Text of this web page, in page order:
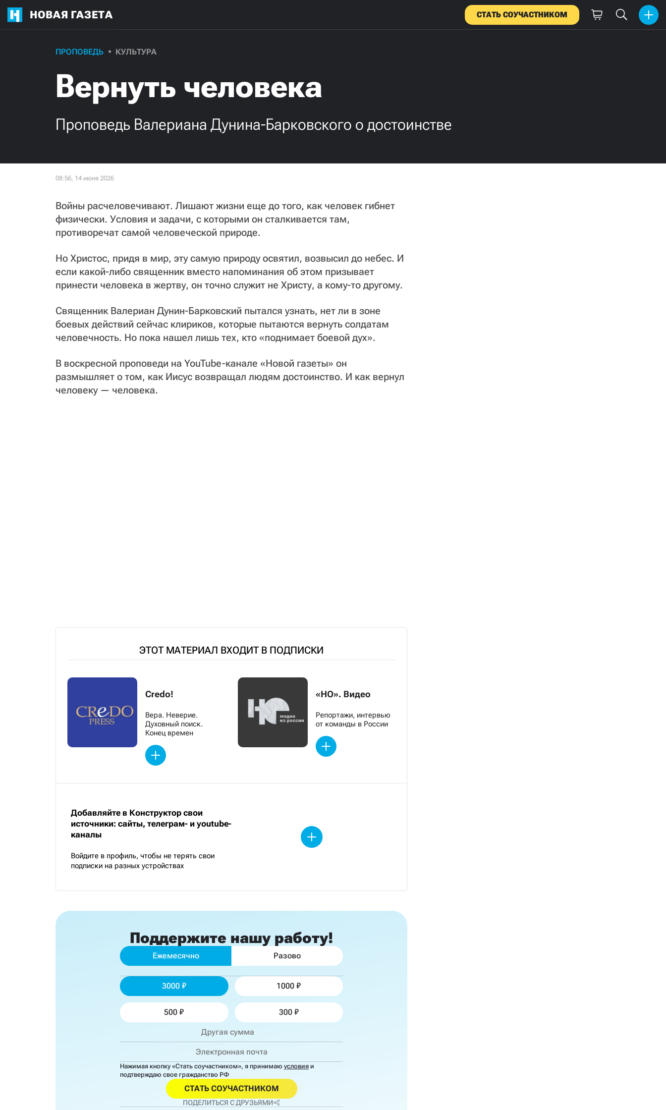
НОВАЯ ГАЗЕТА СТАТЬ СОУЧАСТНИКОМ
ПРОПОВЕДЬ КУЛЬТУРА
Вернуть человека
Проповедь Валериана Дунина-Барковского о достоинстве
Войны расчеловечивают. Лишают жизни еще до того, как человек гибнет
физически. Условия и задачи, с которыми он сталкивается там,
противоречат самой человеческой природе.
Но Христос, придя в мир, эту самую природу освятил, возвысил до небес. И
если какой-либо священник вместо напоминания об этом призывает
принести человека в жертву, он точно служит не Христу, а кому-то другому.
Священник Валериан Дунин-Барковский пытался узнать, нет ли в зоне
боевых действий сейчас клириков, которые пытаются вернуть солдатам
человечность. Но пока нашел лишь тех, кто «поднимает боевой дух».
В воскресной проповеди на YouTube-канале «Новой газеты» он
размышляет о том, как Иисус возвращал людям достоинство. И как вернул
человеку — человека.
ЭТОТ МАТЕРИАЛ ВХОДИТ В ПОДПИСКИ
Credo!
Вера. Неверие.
Духовный поиск.
Конец времен
«НО». Видео
Репортажи, интервью
от команды в России
Добавляйте в Конструктор свои
источники: сайты, телеграм- и youtube-
каналы
Войдите в профиль, чтобы не терять свои
подписки на разных устройствах
Поддержите нашу работу!
Ежемесячно Разово
3000 1000
500 300
Нажимая кнопку «Стать соучастником», я принимаю условия и
подтверждаю свое гражданство РФ
СТАТЬ СОУЧАСТНИКОМ
ПОДЕЛИТЬСЯ С ДРУЗЬЯМИ